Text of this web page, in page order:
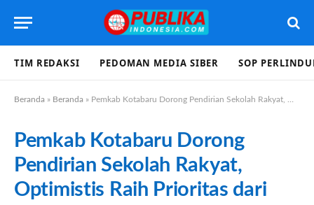
TIM REDAKSI PEDOMAN MEDIA SIBER SOP
Beranda » Beranda » Pemkab Kotabaru Dorong Pendirian Sekolah Rakyat, Optimistis Raih Prioritas dari Kemensos RI
Pemkab Kotabaru Dorong
Pendirian Sekolah Rakyat,
Optimistis Raih Prioritas dari